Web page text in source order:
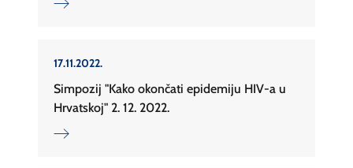
17.11.2022.
Simpozij "Kako okončati epidemiju HIV-a u
Hrvatskoj" 2. 12. 2022.